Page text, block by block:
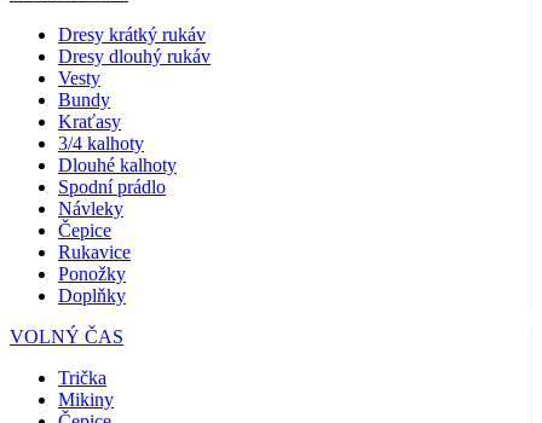
Dresy krátký rukáv
Dresy dlouhý rukáv
Vesty
Bundy
Kraťasy
3/4 kalhoty
Dlouhé kalhoty
Spodní prádlo
Návleky
Čepice
Rukavice
Ponožky
Doplňky
VOLNÝ ČAS
Trička
Mikiny